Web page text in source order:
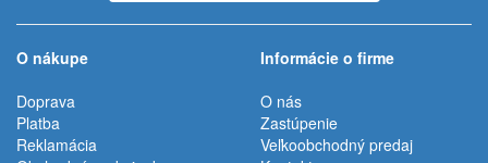
O nákupe
Doprava
Platba
Reklamácia
Informácie o firme
O nás
Zastúpenie
Veľkoobchodný predaj